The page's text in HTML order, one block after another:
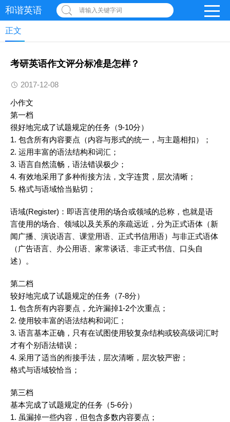
和谐英语 请输入关键字词
正文
考研英语作文评分标准是怎样？
2017-12-08
小作文
第一档
很好地完成了试题规定的任务（9-10分）
1. 包含所有内容要点（内容与形式的统一，与主题相扣）；
2. 运用丰富的语法结构和词汇 ；
3. 语言自然流畅，语法错误极少；
4. 有效地采用了多种衔接方法，文字连贯，层次清晰；
5. 格式与语域恰当贴切；
语域(Register)：即语言使用的场合或领域的总称，也就是语
言使用的场合、领域以及关系的亲疏远近，分为正式语体（新
闻广播、演说语言、课堂用语、正式书信用语）与非正式语体
（广告语言、办公用语、家常谈话、非正式书信、口头自
述）。
第二档
较好地完成了试题规定的任务（7-8分）
1. 包含所有内容要点，允许漏掉1-2个次重点；
2. 使用较丰富的语法结构和词汇 ；
3. 语言基本正确，只有在试图使用较复杂结构或较高级词汇时
才有个别语法错误；
4. 采用了适当的衔接手法，层次清晰，层次较严密；
格式与语域较恰当；
第三档
基本完成了试题规定的任务（5-6分）
1. 虽漏掉一些内容，但包含多数内容要点；